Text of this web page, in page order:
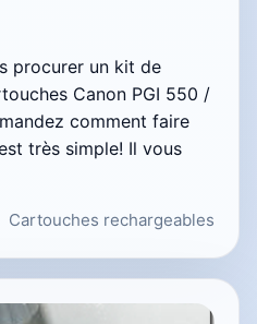
procurer un kit de
Canon PGI 550 /
comment faire
très simple! Il vous
Cartouches rechargeables